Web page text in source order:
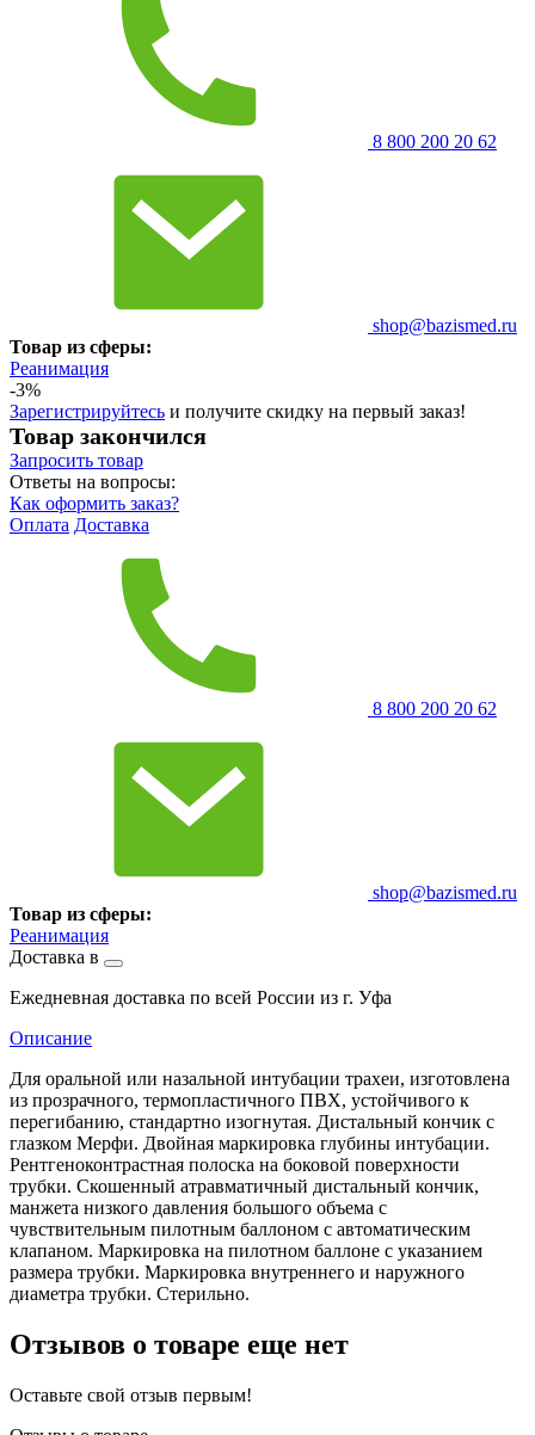
8 800 200 20 62
shop@bazismed.ru
Товар из сферы:
Реанимация
-3%
Зарегистрируйтесь и получите скидку на первый заказ!
Товар закончился
Запросить товар
Ответы на вопросы:
Как оформить заказ?
Оплата Доставка
8 800 200 20 62
shop@bazismed.ru
Товар из сферы:
Реанимация
Доставка в
Ежедневная доставка по всей России из г. Уфа
Описание
Для оральной или назальной интубации трахеи, изготовлена
из прозрачного, термопластичного ПВХ, устойчивого к
перегибанию, стандартно изогнутая. Дистальный кончик с
глазком Мерфи. Двойная маркировка глубины интубации.
Рентгеноконтрастная полоска на боковой поверхности
трубки. Скошенный атравматичный дистальный кончик,
манжета низкого давления большого объема с
чувствительным пилотным баллоном с автоматическим
клапаном. Маркировка на пилотном баллоне с указанием
размера трубки. Маркировка внутреннего и наружного
диаметра трубки. Стерильно.
Отзывов о товаре еще нет
Оставьте свой отзыв первым!